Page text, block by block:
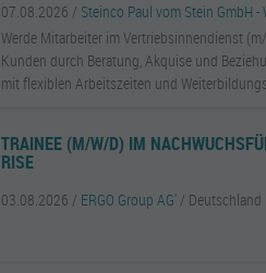
07.08.2026 / Steinco Paul vom Stein GmbH -
Werde Mitarbeiter im Vertriebsinnendienst
Kunden durch Beratung, Akquise und
mit flexiblen Arbeitszeiten und
TRAINEE (M/W/D) IM
RISE
03.08.2026 / ERGO Group AG' / Deutschland